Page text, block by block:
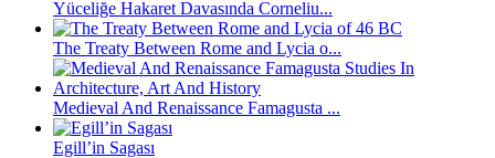
Yüceliğe Hakaret Davasında Corneliu...
The Treaty Between Rome and Lycia o...
Medieval And Renaissance Famagusta ...
Egill’in Sagası